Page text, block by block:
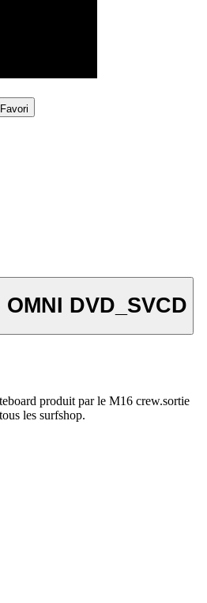
Favori
DVD_SVCD
produit par le M16 crew.sortie
les surfshop.